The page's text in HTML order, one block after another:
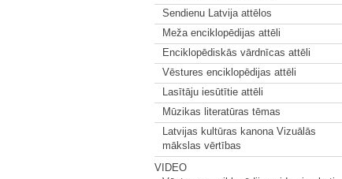
Sendienu Latvija attēlos
Meža enciklopēdijas attēli
Enciklopēdiskās vārdnīcas attēli
Vēstures enciklopēdijas attēli
Lasītāju iesūtītie attēli
Mūzikas literatūras tēmas
Latvijas kultūras kanona Vizuālās
mākslas vērtības
VIDEO